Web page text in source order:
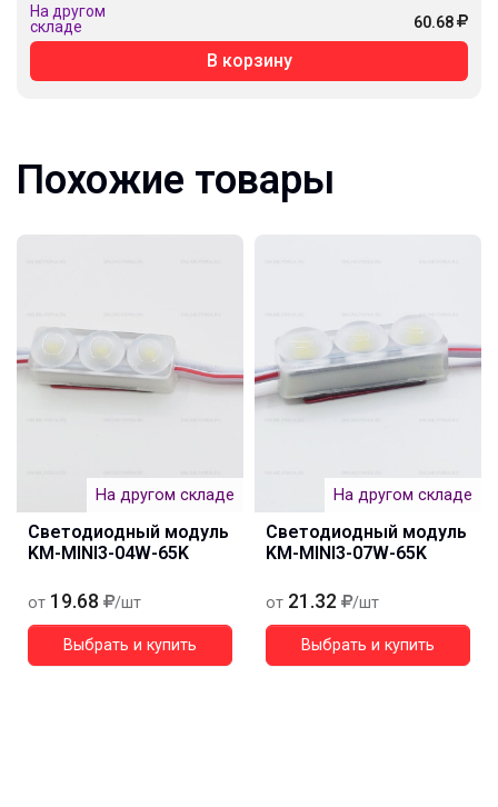
На другом
складе
60.68
В корзину
Похожие товары
На другом складе
Светодиодный модуль
KM-MINI3-04W-65K
от 19.68 /шт
Выбрать и купить
На другом складе
Светодиодный модуль
KM-MINI3-07W-65K
от 21.32 /шт
Выбрать и купить